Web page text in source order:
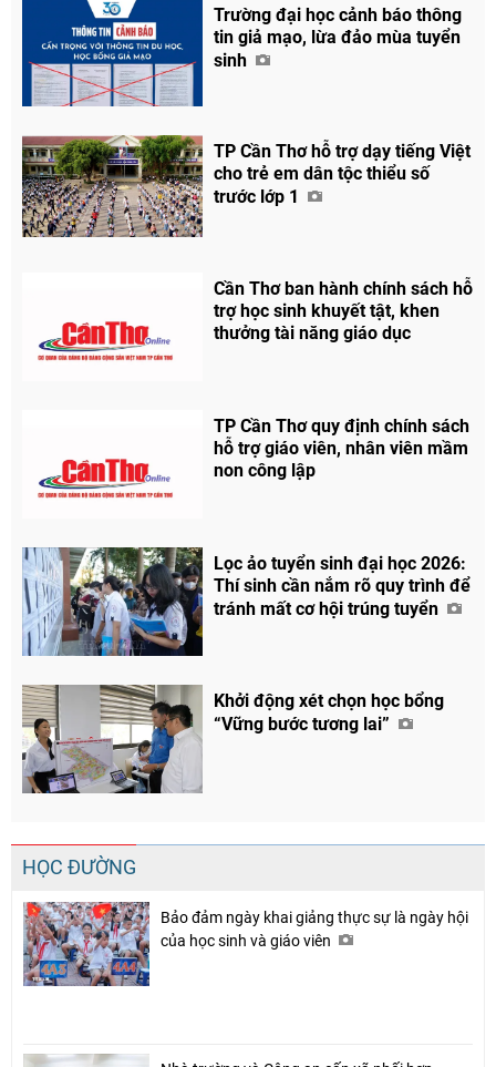
Trường đại học cảnh báo thông
tin giả mạo, lừa đảo mùa tuyển
sinh
TP Cần Thơ hỗ trợ dạy tiếng Việt
cho trẻ em dân tộc thiểu số
trước lớp 1
Cần Thơ ban hành chính sách hỗ
trợ học sinh khuyết tật, khen
thưởng tài năng giáo dục
TP Cần Thơ quy định chính sách
hỗ trợ giáo viên, nhân viên mầm
non công lập
Lọc ảo tuyển sinh đại học 2026:
Thí sinh cần nắm rõ quy trình để
tránh mất cơ hội trúng tuyển
Khởi động xét chọn học bổng
“Vững bước tương lai”
HỌC ĐƯỜNG
Bảo đảm ngày khai giảng thực sự là ngày hội
của học sinh và giáo viên